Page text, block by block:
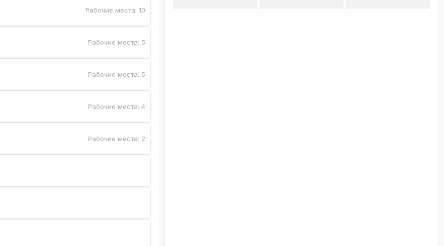
Рабочие места:10
Рабочие места: 5
Рабочие места: 5
Рабочие места:4
Рабочие места: 2